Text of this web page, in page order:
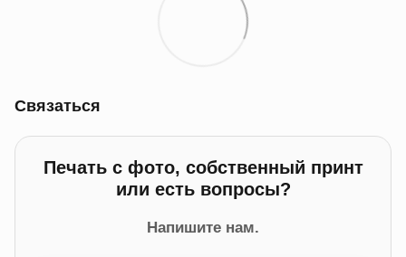
Связаться
Печать с фото, собственный принт
или есть вопросы?
Напишите нам.